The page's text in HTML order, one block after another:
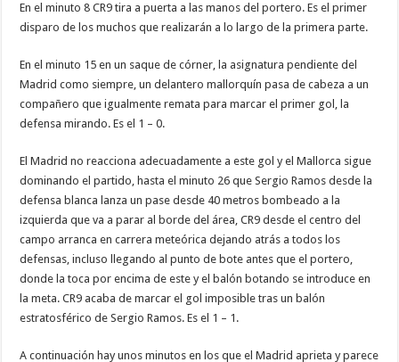
En el minuto 8 CR9 tira a puerta a las manos del portero. Es el primer
disparo de los muchos que realizarán a lo largo de la primera parte.
En el minuto 15 en un saque de córner, la asignatura pendiente del
Madrid como siempre, un delantero mallorquín pasa de cabeza a un
compañero que igualmente remata para marcar el primer gol, la
defensa mirando. Es el 1 – 0.
El Madrid no reacciona adecuadamente a este gol y el Mallorca sigue
dominando el partido, hasta el minuto 26 que Sergio Ramos desde la
defensa blanca lanza un pase desde 40 metros bombeado a la
izquierda que va a parar al borde del área, CR9 desde el centro del
campo arranca en carrera meteórica dejando atrás a todos los
defensas, incluso llegando al punto de bote antes que el portero,
donde la toca por encima de este y el balón botando se introduce en
la meta. CR9 acaba de marcar el gol imposible tras un balón
estratosférico de Sergio Ramos. Es el 1 – 1.
A continuación hay unos minutos en los que el Madrid aprieta y parece